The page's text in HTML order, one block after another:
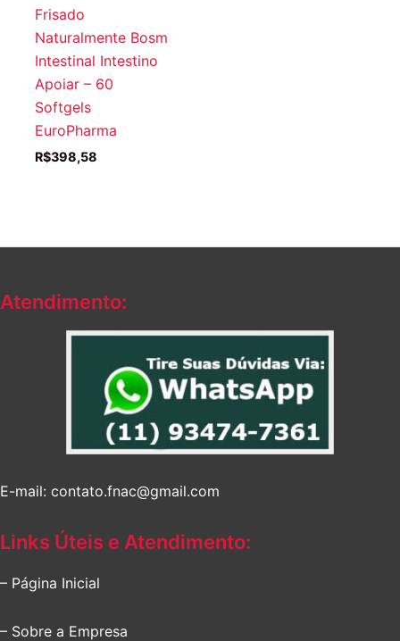
Frisado
Naturalmente Bosm
Intestinal Intestino
Apoiar – 60
Softgels
EuroPharma
R$398,58
Atendimento:
E-mail: contato.fnac@gmail.com
Links Úteis e Atendimento:
– Página Inicial
– Sobre a Empresa